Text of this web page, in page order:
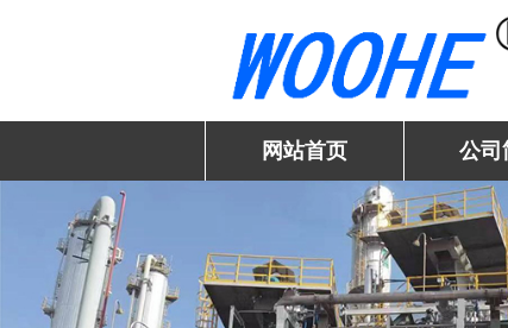
网站首页 公司